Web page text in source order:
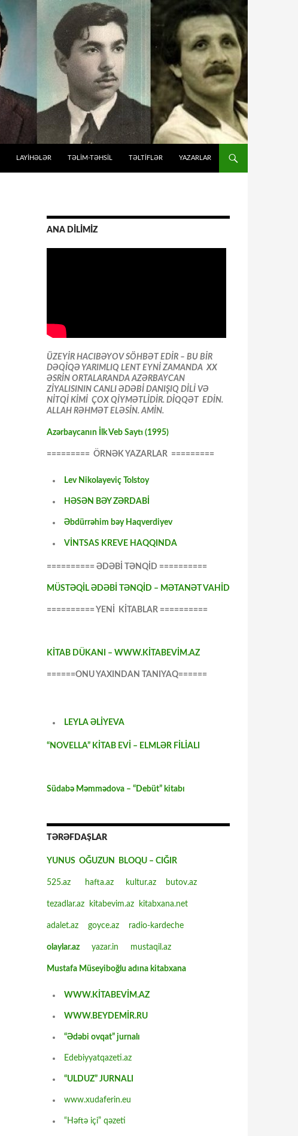
LAYİHƏLƏR TƏLIM-TƏHSIL TƏLTİFLƏR YAZARLAR
ANA DİLİMİZ
ÜZEYİR HACIBƏYOV SÖHBƏT EDİR – BU BİR
DƏQİQƏ YARIMLIQ LENT EYNİ ZAMANDA XX
ƏSRİN ORTALARANDA AZƏRBAYCAN
ZİYALISININ CANLI ƏDƏBİ DANIŞIQ DİLİ VƏ
NİTQİ KİMİ ÇOX QİYMƏTLİDİR. DİQQƏT EDİN.
ALLAH RƏHMƏT ELƏSİN. AMİN.
Azərbaycanın İlk Veb Saytı (1995)
========= ÖRNƏK YAZARLAR =========
Lev Nikolayeviç Tolstoy
HƏSƏN BƏY ZƏRDABİ
Əbdürrəhim bəy Haqverdiyev
VİNTSAS KREVE HAQQINDA
========== ƏDƏBİ TƏNQİD ==========
MÜSTƏQİL ƏDƏBİ TƏNQİD – MƏTANƏT VAHİD
========== YENİ KİTABLAR ==========
KİTAB DÜKANI – WWW.KİTABEVİM.AZ
======ONU YAXINDAN TANIYAQ======
LEYLA ƏLİYEVA
“NOVELLA” KİTAB EVİ – ELMLƏR FİLİALI
Südabə Məmmədova – “Debüt” kitabı
TƏRƏFDAŞLAR
YUNUS OĞUZUN BLOQU – CIĞIR
525.az hafta.az kultur.az butov.az
tezadlar.az kitabevim.az kitabxana.net
adalet.az goyce.az radio-kardeche
olaylar.az yazar.in mustaqil.az
Mustafa Müseyiboğlu adına kitabxana
WWW.KİTABEVİM.AZ
WWW.BEYDEMİR.RU
“Ədəbi ovqat” jurnalı
Edebiyyatqazeti.az
“ULDUZ” JURNALI
www.xudaferin.eu
“Həftə içi” qəzeti